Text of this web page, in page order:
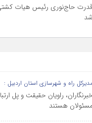
قدرت حاج‌نوری رئیس هیات کشتی
شد
راه و شهرسازی استان اردبیل :
خبرنگاران، راویان حقیقت و پل
هستند